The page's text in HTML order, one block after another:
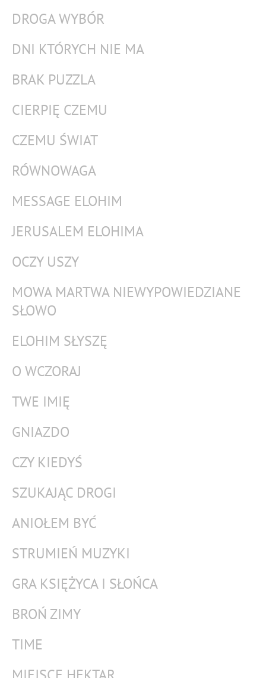
DROGA WYBÓR
DNI KTÓRYCH NIE MA
BRAK PUZZLA
CIERPIĘ CZEMU
CZEMU ŚWIAT
RÓWNOWAGA
MESSAGE ELOHIM
JERUSALEM ELOHIMA
OCZY USZY
MOWA MARTWA NIEWYPOWIEDZIANE
SŁOWO
ELOHIM SŁYSZĘ
O WCZORAJ
TWE IMIĘ
GNIAZDO
CZY KIEDYŚ
SZUKAJĄC DROGI
ANIOŁEM BYĆ
STRUMIEŃ MUZYKI
GRA KSIĘŻYCA I SŁOŃCA
BROŃ ZIMY
TIME